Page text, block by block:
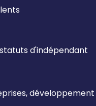
d'indépendant